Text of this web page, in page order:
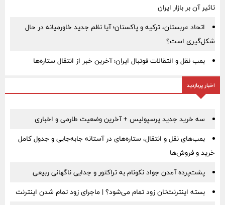
تاثیر آن بر بازار ایران
اتحاد عربستان، ترکیه و پاکستان؛ آیا نظم جدید خاورمیانه در حال
شکل‌گیری است؟
بمب نقل‌ و انتقالات فوتبال ایران؛ آخرین خبر از انتقال ستاره‌ها
اخبار پربازدید
سه خرید جدید پرسپولیس + آخرین وضعیت طارمی و اخباری
بمب‌های نقل و انتقال، ستاره‌های در آستانه جابه‌جایی و جدول کامل
خرید و فروش‌ها
پشت‌پرده آمدن جواد نکونام به تراکتور و جدایی ناگهانی ربیعی
بسته اینترنت‌تان زود تمام می‌شود؟ | ماجرای زود تمام شدن اینترنت